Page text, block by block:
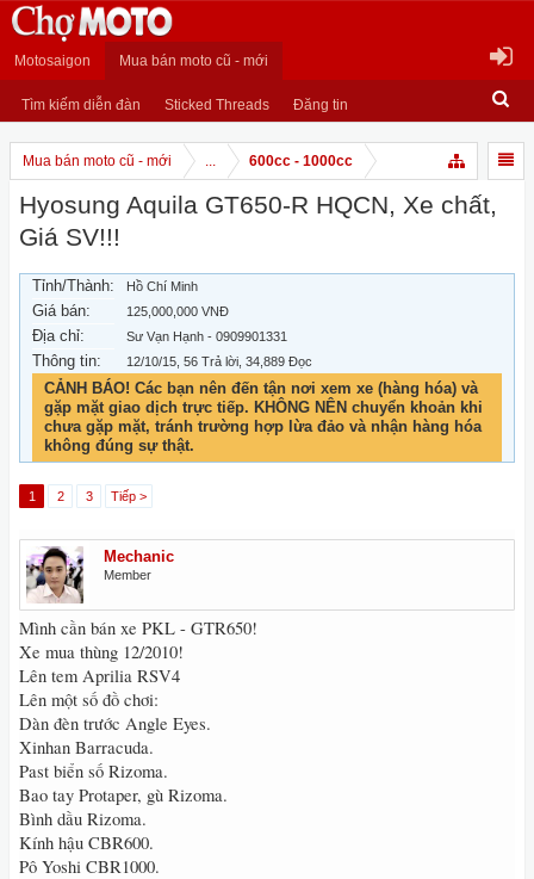
Motosaigon Mua bán moto cũ - mới
Tìm kiếm diễn đàn Sticked Threads Đăng tin
Mua bán moto cũ - mới ... 600cc - 1000cc
Hyosung Aquila GT650-R HQCN, Xe chất,
Giá SV!!!
Tỉnh/Thành: Hồ Chí Minh
Giá bán: 125,000,000 VNĐ
Địa chỉ: Sư Vạn Hạnh - 0909901331
Thông tin: 12/10/15 , 56 Trả lời, 34,889 Đọc
CẢNH BÁO! Các bạn nên đến tận nơi xem xe (hàng hóa) và
gặp mặt giao dịch trực tiếp. KHÔNG NÊN chuyển khoản khi
chưa gặp mặt, tránh trường hợp lừa đảo và nhận hàng hóa
không đúng sự thật.
1 2 3 Tiếp >
Mechanic
Member
Mình cần bán xe PKL - GTR650!
Xe mua thùng 12/2010!
Lên tem Aprilia RSV4
Lên một số đồ chơi:
Dàn đèn trước Angle Eyes.
Xinhan Barracuda.
Past biển số Rizoma.
Bao tay Protaper, gù Rizoma.
Bình dầu Rizoma.
Kính hậu CBR600.
Pô Yoshi CBR1000.